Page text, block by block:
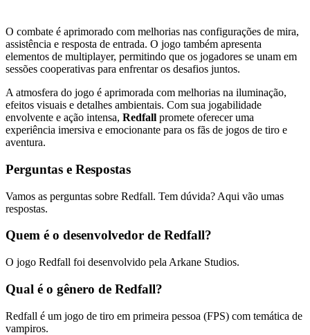
O combate é aprimorado com melhorias nas configurações de mira,
assistência e resposta de entrada. O jogo também apresenta
elementos de multiplayer, permitindo que os jogadores se unam em
sessões cooperativas para enfrentar os desafios juntos.
A atmosfera do jogo é aprimorada com melhorias na iluminação,
efeitos visuais e detalhes ambientais. Com sua jogabilidade
envolvente e ação intensa, Redfall promete oferecer uma
experiência imersiva e emocionante para os fãs de jogos de tiro e
aventura.
Perguntas e Respostas
Vamos as perguntas sobre Redfall. Tem dúvida? Aqui vão umas
respostas.
Quem é o desenvolvedor de Redfall?
O jogo Redfall foi desenvolvido pela Arkane Studios.
Qual é o gênero de Redfall?
Redfall é um jogo de tiro em primeira pessoa (FPS) com temática de
vampiros.